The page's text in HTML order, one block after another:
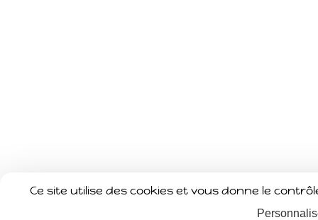
Ce site utilise des cookies et vous donne le